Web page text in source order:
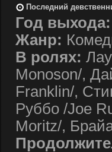
Последний
Год выхода:
Жанр:
В ролях:
Monoson/,
Franklin/,
Руббо /Joe
Moritz/,